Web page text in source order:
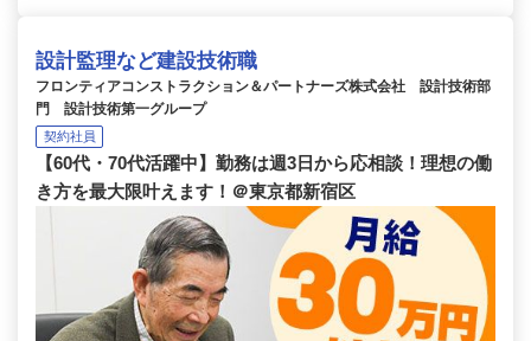
設計監理など建設技術職
フロンティアコンストラクション＆パートナーズ株式会社 設計技術部
門 設計技術第一グループ
契約社員
【60代・70代活躍中】勤務は週3日から応相談！理想の働
き方を最大限叶えます！＠東京都新宿区